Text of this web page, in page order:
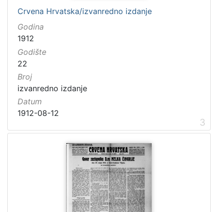
Crvena Hrvatska/izvanredno izdanje
Godina
1912
Godište
22
Broj
izvanredno izdanje
Datum
1912-08-12
3